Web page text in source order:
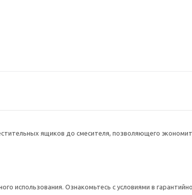
ящиков до смесителя, позволяющего
использования. Ознакомьтесь с условиями в